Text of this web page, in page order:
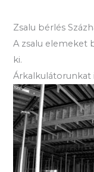
Zsalu bérlés
A zsalu elemeket
ki.
Árkalkulátorunkat